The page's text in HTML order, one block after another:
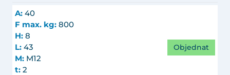
A: 40
F max. kg: 800
H: 8
L: 43
M: M12
t: 2
Objednat